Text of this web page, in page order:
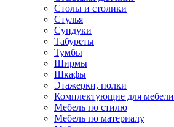
Столы и столики
Стулья
Сундуки
Табуреты
Тумбы
Ширмы
Шкафы
Этажерки, полки
Комплектующие для мебели
Мебель по стилю
Мебель по материалу